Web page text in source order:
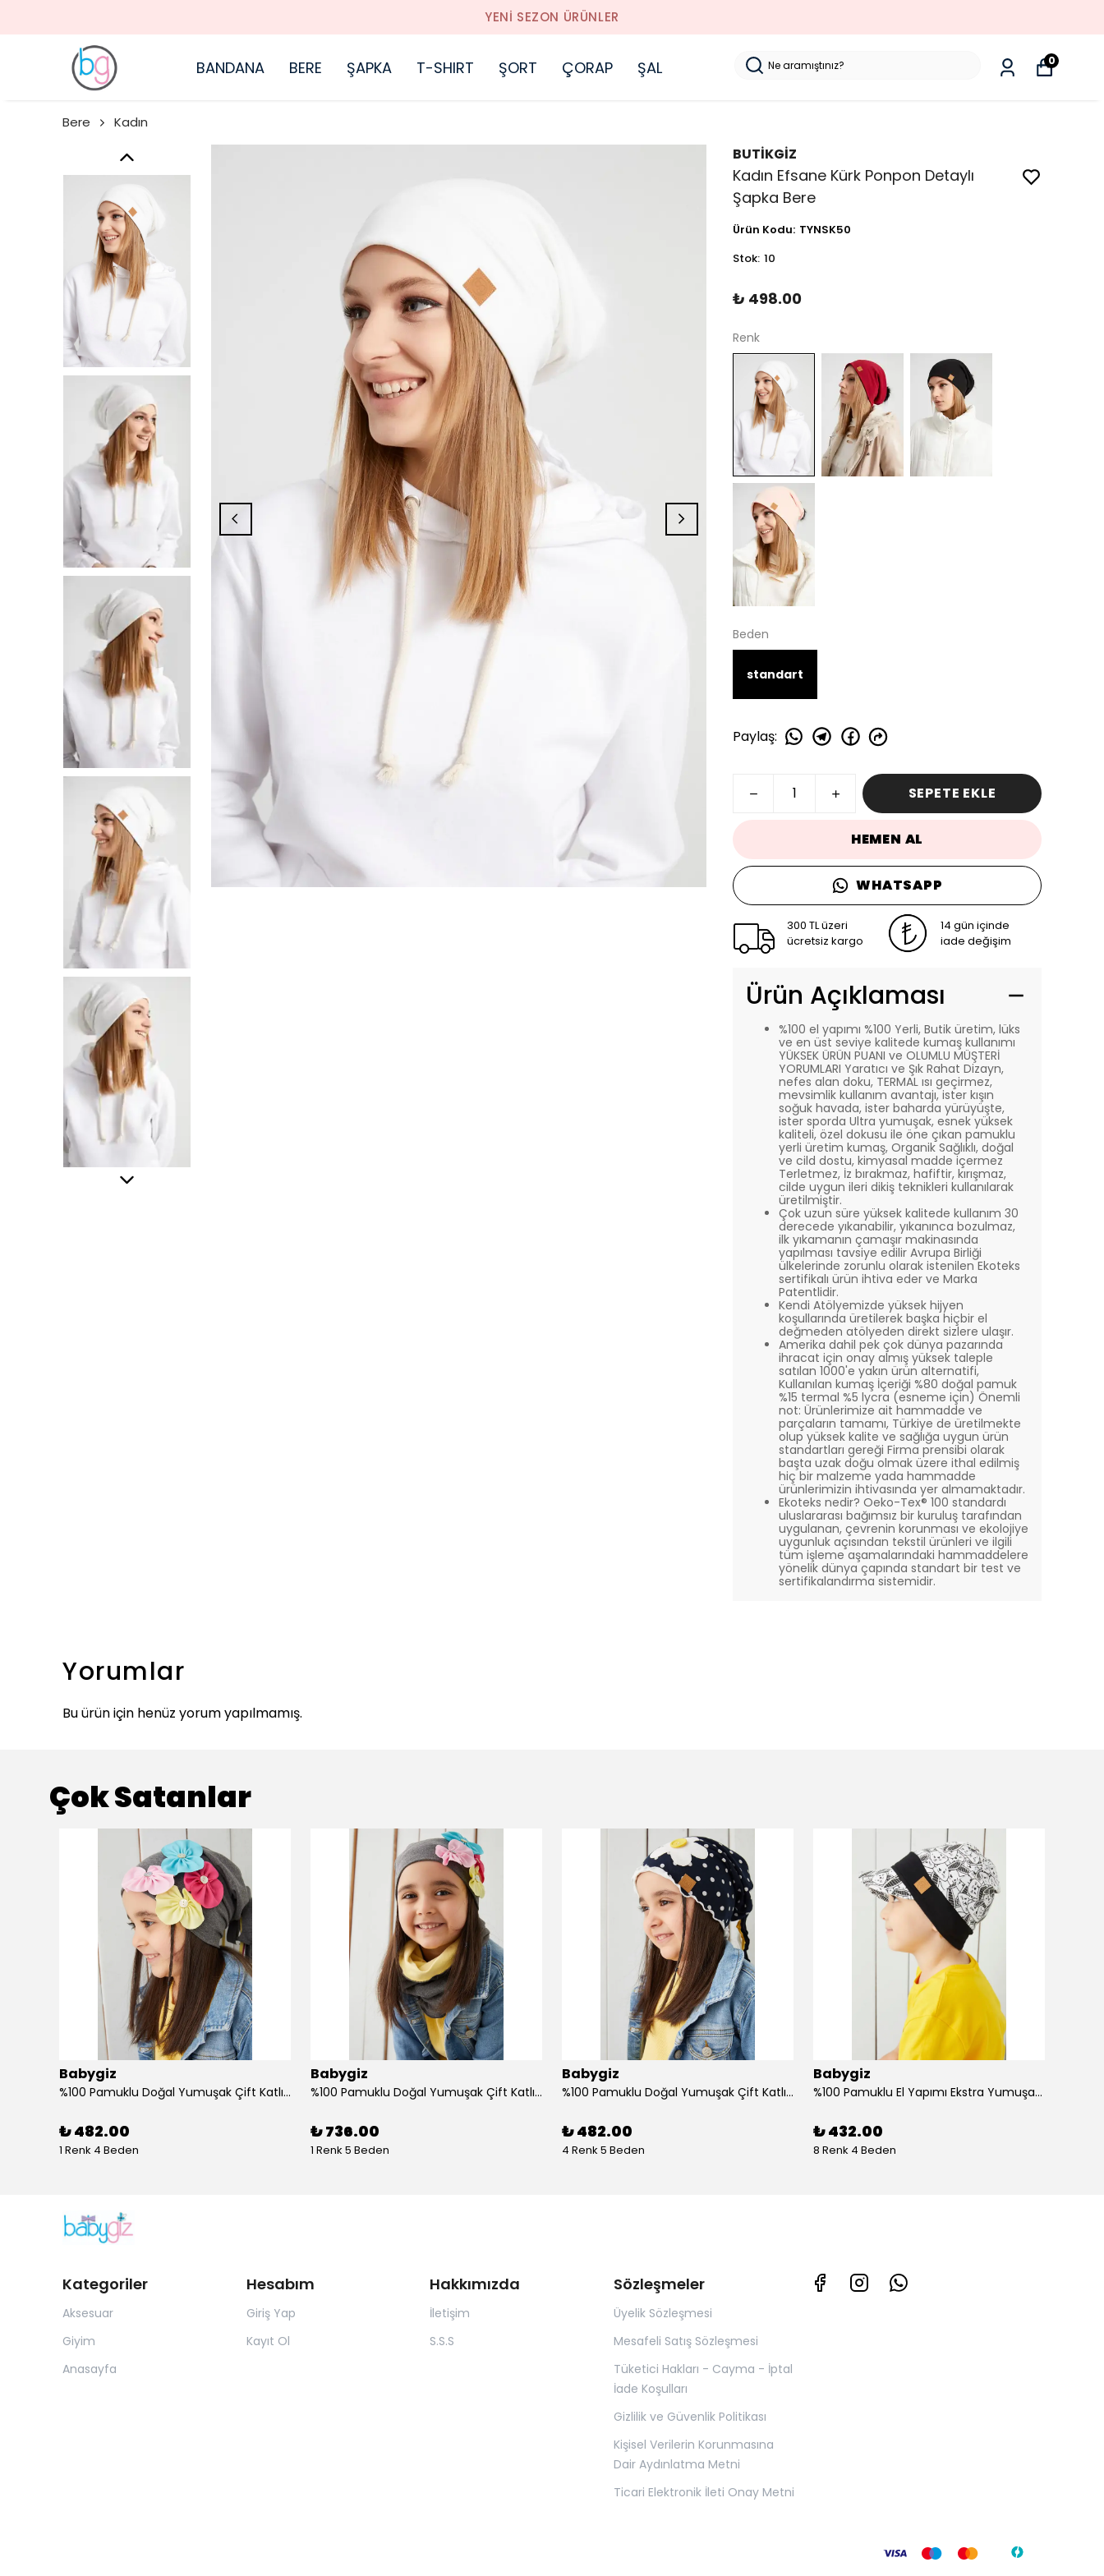
YENI SEZON ÜRÜNLER
BANDANA BERE ŞAPKA T-SHIRT ŞORT ÇORAP ŞAL 0
Bere Kadın
BUTİKGİZ
Kadın Efsane Kürk Ponpon Detaylı
Şapka Bere
Ürün Kodu: TYNSK50
Stok: 10
₺ 498.00
Renk
Beden
standart
Paylaş:
SEPETE EKLE
HEMEN AL
WHATSAPP
300 TL üzeri
ücretsiz kargo
14 gün içinde
iade değişim
Ürün Açıklaması
%100 el yapımı %100 Yerli, Butik üretim, lüks
ve en üst seviye kalitede kumaş kullanımı
YÜKSEK ÜRÜN PUANI ve OLUMLU MÜŞTERİ
YORUMLARI Yaratıcı ve Şık Rahat Dizayn,
nefes alan doku, TERMAL ısı geçirmez,
mevsimlik kullanım avantajı, ister kışın
soğuk havada, ister baharda yürüyüşte,
ister sporda Ultra yumuşak, esnek yüksek
kaliteli, özel dokusu ile öne çıkan pamuklu
yerli üretim kumaş, Organik Sağlıklı, doğal
ve cild dostu, kimyasal madde içermez
Terletmez, İz bırakmaz, hafiftir, kırışmaz,
cilde uygun ileri dikiş teknikleri kullanılarak
üretilmiştir.
Çok uzun süre yüksek kalitede kullanım 30
derecede yıkanabilir, yıkanınca bozulmaz,
ilk yıkamanın çamaşır makinasında
yapılması tavsiye edilir Avrupa Birliği
ülkelerinde zorunlu olarak istenilen Ekoteks
sertifikalı ürün ihtiva eder ve Marka
Patentlidir.
Kendi Atölyemizde yüksek hijyen
koşullarında üretilerek başka hiçbir el
değmeden atölyeden direkt sizlere ulaşır.
Amerika dahil pek çok dünya pazarında
ihracat için onay almış yüksek taleple
satılan 1000'e yakın ürün alternatifi,
Kullanılan kumaş İçeriği %80 doğal pamuk
%15 termal %5 lycra (esneme için) Önemli
not: Ürünlerimize ait hammadde ve
parçaların tamamı, Türkiye de üretilmekte
olup yüksek kalite ve sağlığa uygun ürün
standartları gereği Firma prensibi olarak
başta uzak doğu olmak üzere ithal edilmiş
hiç bir malzeme yada hammadde
ürünlerimizin ihtivasında yer almamaktadır.
Ekoteks nedir? Oeko-Tex® 100 standardı
uluslararası bağımsız bir kuruluş tarafından
uygulanan, çevrenin korunması ve ekolojiye
uygunluk açısından tekstil ürünleri ve ilgili
tüm işleme aşamalarındaki hammaddelere
yönelik dünya çapında standart bir test ve
sertifikalandırma sistemidir.
Yorumlar
Bu ürün için henüz yorum yapılmamış.
Çok Satanlar
Babygiz
%100 Pamuklu Doğal Yumuşak Çift Katlı Penye Füme Çiçekli Kız Çocuk Bebek Şapka Bere
₺ 482.00
1 Renk 4 Beden
Babygiz
%100 Pamuklu Doğal Yumuşak Çift Katlı Penye Kız Çocuk Bebek Bere Boyunluk Set
₺ 736.00
1 Renk 5 Beden
Babygiz
%100 Pamuklu Doğal Yumuşak Çift Katlı Penye Kız Çocuk Bebek Bere
₺ 482.00
4 Renk 5 Beden
Babygiz
%100 Pamuklu El Yapımı Ekstra Yumuşak Bebek Çocuk Vizyerli Siyah Beyaz Desenli Şapka
₺ 432.00
8 Renk 4 Beden
Kategoriler
Aksesuar
Giyim
Anasayfa
Hesabım
Giriş Yap
Kayıt Ol
Hakkımızda
İletişim
S.S.S
Sözleşmeler
Üyelik Sözleşmesi
Mesafeli Satış Sözleşmesi
Tüketici Hakları - Cayma - İptal
İade Koşulları
Gizlilik ve Güvenlik Politikası
Kişisel Verilerin Korunmasına
Dair Aydınlatma Metni
Ticari Elektronik İleti Onay Metni